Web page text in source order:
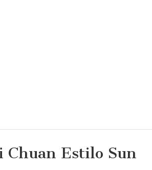
Chuan Estilo Sun